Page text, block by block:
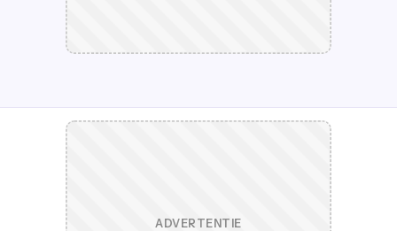
ADVERTENTIE